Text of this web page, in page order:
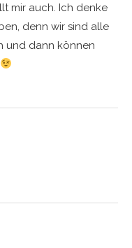
mir auch. Ich denke
denn wir sind alle
und dann können